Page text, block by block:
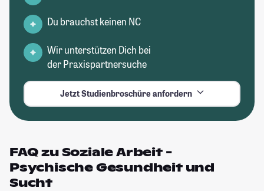
Du brauchst keinen NC
Wir unterstützen Dich bei
der Praxispartnersuche
Jetzt Studienbroschüre anfordern
FAQ zu Soziale Arbeit -
Psychische Gesundheit und
Sucht